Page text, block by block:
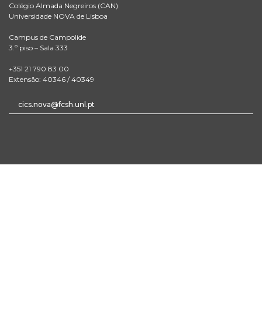
Colégio Almada Negreiros (CAN)
Universidade NOVA de Lisboa
Campus de Campolide
3.º piso – Sala 333
+351 21 790 83 00
Extensão: 40346 / 40349
cics.nova@fcsh.unl.pt